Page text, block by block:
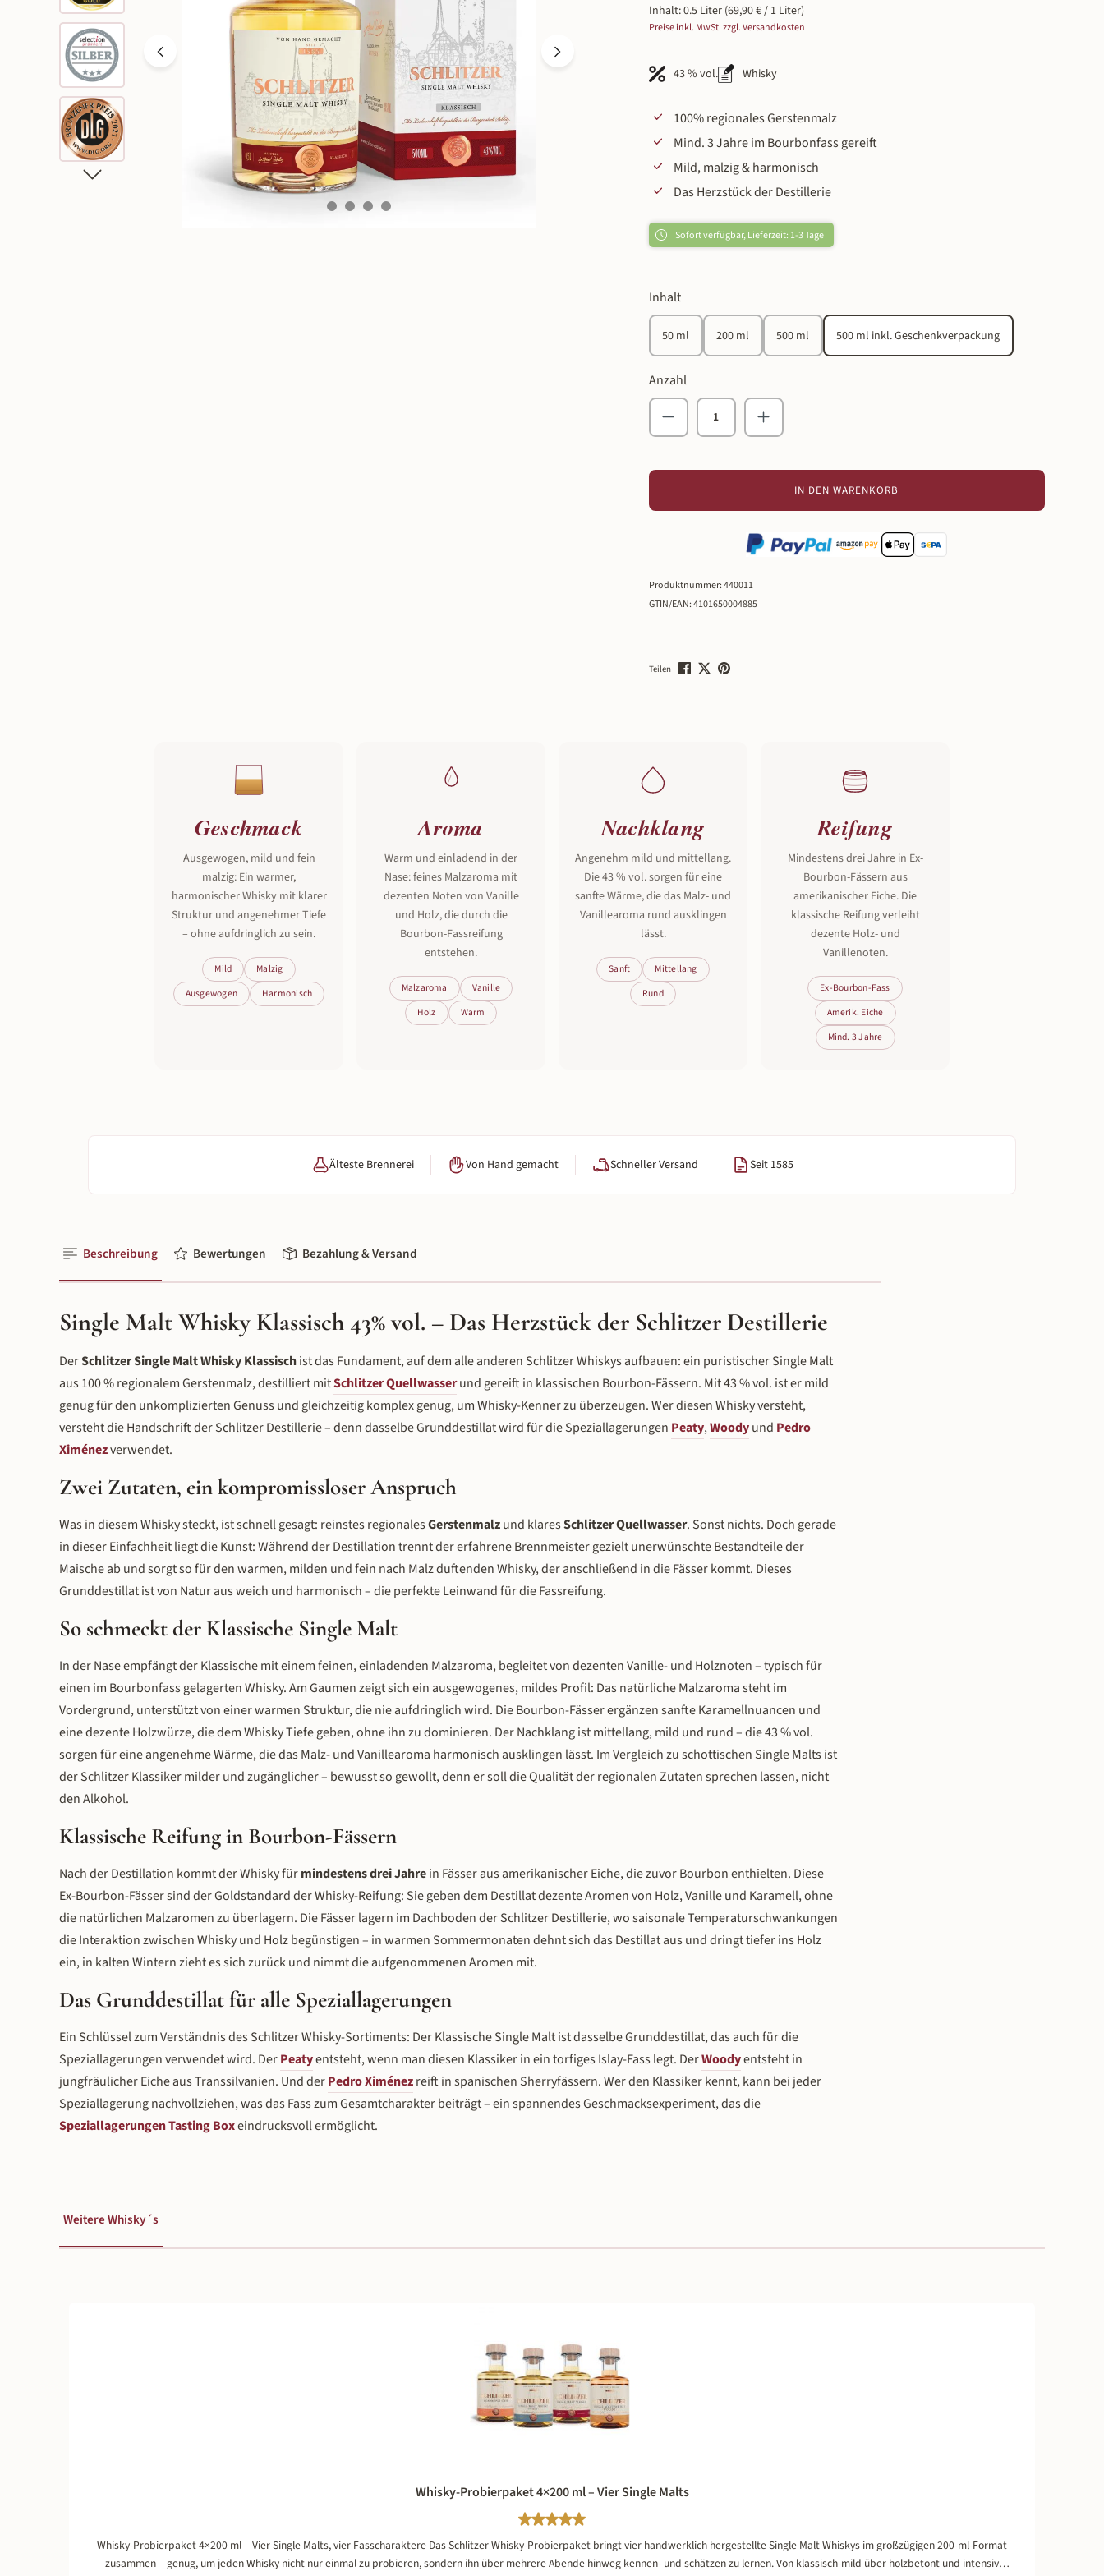
Inhalt:0.5 Liter (69,90 € / 1 Liter)
Preise inkl. MwSt. zzgl. Versandkosten
43 % vol. Whisky
100% regionales Gerstenmalz
Mind. 3 Jahre im Bourbonfass gereift
Mild, malzig & harmonisch
Das Herzstück der Destillerie
Sofort verfügbar, Lieferzeit: 1-3 Tage
Inhaltauswählen
50 ml 200 ml 500 ml 500 ml inkl. Geschenkverpackung
Anzahl
Produkt Anzahl: Gib den gewünschten Wert ein oder
IN DEN WARENKORB
Produktnummer:440011
GTIN/EAN:4101650004885
Teilen
Geschmack
Ausgewogen, mild und fein
malzig: Ein warmer,
harmonischer Whisky mit klarer
Struktur und angenehmer Tiefe
– ohne aufdringlich zu sein.
Mild
Malzig
Ausgewogen
Harmonisch
Aroma
Warm und einladend in der
Nase: feines Malzaroma mit
dezenten Noten von Vanille
und Holz, die durch die
Bourbon-Fassreifung
entstehen.
Malzaroma
Vanille
Holz
Warm
Nachklang
Angenehm mild und mittellang.
Die 43 % vol. sorgen für eine
sanfte Wärme, die das Malz- und
Vanillearoma rund ausklingen
lässt.
Sanft
Mittellang
Rund
Reifung
Mindestens drei Jahre in Ex-
Bourbon-Fässern aus
amerikanischer Eiche. Die
klassische Reifung verleiht
dezente Holz- und
Vanillenoten.
Ex-Bourbon-Fass
Amerik. Eiche
Mind. 3 Jahre
Älteste Brennerei Von Hand gemacht Schneller Versand Seit 1585
Beschreibung Bewertungen Bezahlung & Versand
Single Malt Whisky Klassisch 43% vol. – Das Herzstück der Schlitzer Destillerie
DerSchlitzer Single Malt Whisky Klassischist das Fundament, auf dem alle anderen Schlitzer Whiskys aufbauen: ein puristischer Single Malt
aus 100 % regionalem Gerstenmalz, destilliert mitSchlitzer Quellwasserund gereift in klassischen Bourbon-Fässern. Mit 43 % vol. ist er mild
genug für den unkomplizierten Genuss und gleichzeitig komplex genug, um Whisky-Kenner zu überzeugen. Wer diesen Whisky versteht,
versteht die Handschrift der Schlitzer Destillerie – denn dasselbe Grunddestillat wird für die Speziallagerungen Peaty,Woodyund Pedro
Ximénezverwendet.
Zwei Zutaten, ein kompromissloser Anspruch
Was in diesem Whisky steckt, ist schnell gesagt: reinstes regionalesGerstenmalzund klaresSchlitzer Quellwasser. Sonst nichts. Doch gerade
in dieser Einfachheit liegt die Kunst: Während der Destillation trennt der erfahrene Brennmeister gezielt unerwünschte Bestandteile der
Maische ab und sorgt so für den warmen, milden und fein nach Malz duftenden Whisky, der anschließend in die Fässer kommt. Dieses
Grunddestillat ist von Natur aus weich und harmonisch – die perfekte Leinwand für die Fassreifung.
So schmeckt der Klassische Single Malt
In der Nase empfängt der Klassische mit einem feinen, einladenden Malzaroma, begleitet von dezenten Vanille- und Holznoten – typisch für
einen im Bourbonfass gelagerten Whisky. Am Gaumen zeigt sich ein ausgewogenes, mildes Profil: Das natürliche Malzaroma steht im
Vordergrund, unterstützt von einer warmen Struktur, die nie aufdringlich wird. Die Bourbon-Fässer ergänzen sanfte Karamellnuancen und
eine dezente Holzwürze, die dem Whisky Tiefe geben, ohne ihn zu dominieren. Der Nachklang ist mittellang, mild und rund – die 43 % vol.
sorgen für eine angenehme Wärme, die das Malz- und Vanillearoma harmonisch ausklingen lässt. Im Vergleich zu schottischen Single Malts ist
der Schlitzer Klassiker milder und zugänglicher – bewusst so gewollt, denn er soll die Qualität der regionalen Zutaten sprechen lassen, nicht
den Alkohol.
Klassische Reifung in Bourbon-Fässern
Nach der Destillation kommt der Whisky fürmindestens drei Jahrein Fässer aus amerikanischer Eiche, die zuvor Bourbon enthielten. Diese
Ex-Bourbon-Fässer sind der Goldstandard der Whisky-Reifung: Sie geben dem Destillat dezente Aromen von Holz, Vanille und Karamell, ohne
die natürlichen Malzaromen zu überlagern. Die Fässer lagern im Dachboden der Schlitzer Destillerie, wo saisonale Temperaturschwankungen
die Interaktion zwischen Whisky und Holz begünstigen – in warmen Sommermonaten dehnt sich das Destillat aus und dringt tiefer ins Holz
ein, in kalten Wintern zieht es sich zurück und nimmt die aufgenommenen Aromen mit.
Das Grunddestillat für alle Speziallagerungen
Ein Schlüssel zum Verständnis des Schlitzer Whisky-Sortiments: Der Klassische Single Malt ist dasselbe Grunddestillat, das auch für die
Speziallagerungen verwendet wird. DerPeatyentsteht, wenn man diesen Klassiker in ein torfiges Islay-Fass legt. DerWoodyentsteht in
jungfräulicher Eiche aus Transsilvanien. Und derPedro Ximénezreift in spanischen Sherryfässern. Wer den Klassiker kennt, kann bei jeder
Speziallagerung nachvollziehen, was das Fass zum Gesamtcharakter beiträgt – ein spannendes Geschmacksexperiment, das die
Speziallagerungen Tasting Boxeindrucksvoll ermöglicht.
Weitere Whisky´s
Whisky-Probierpaket 4×200 ml – Vier Single Malts
Durchschnittliche Bewertung von 5 von 5 Sternen
Whisky-Probierpaket 4×200 ml – Vier Single Malts, vier Fasscharaktere Das Schlitzer Whisky-Probierpaket bringt vier handwerklich hergestellte Single Malt Whiskys im großzügigen 200-ml-Format
zusammen – genug, um jeden Whisky nicht nur einmal zu probieren, sondern ihn über mehrere Abende hinweg kennen- und schätzen zu lernen. Von klassisch-mild über holzbetont und intensiv